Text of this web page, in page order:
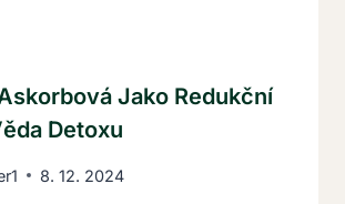
Jako Redukční
Detoxu
8. 12. 2024